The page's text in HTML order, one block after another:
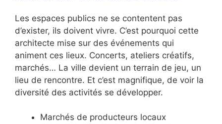
Les espaces publics ne se contentent pas
d’exister, ils doivent vivre. C’est pourquoi cette
architecte mise sur des événements qui
animent ces lieux. Concerts, ateliers créatifs,
marchés… La ville devient un terrain de jeu, un
lieu de rencontre. Et c’est magnifique, de voir la
diversité des activités se développer.
Marchés de producteurs locaux